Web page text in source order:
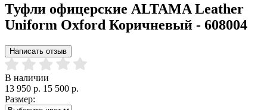
Туфли офицерские ALTAMA Leather
Uniform Oxford Коричневый - 608004
Написать отзыв
В наличии
13 950 р. 15 500 р.
Размер: